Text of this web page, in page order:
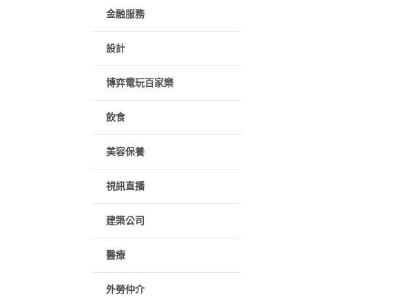
金融服務
設計
博弈電玩百家樂
飲食
美容保養
視訊直播
建築公司
醫療
外勞仲介